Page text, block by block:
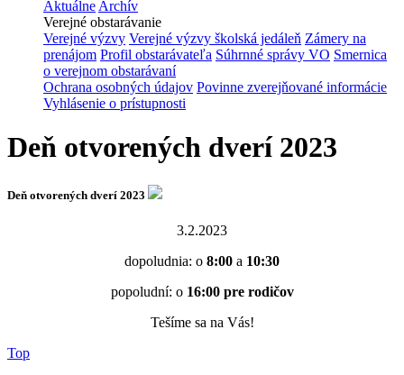
Aktuálne Archív
Verejné obstarávanie
Verejné výzvy Verejné výzvy školská jedáleň Zámery na
prenájom Profil obstarávateľa Súhrnné správy VO Smernica
o verejnom obstarávaní
Ochrana osobných údajov Povinne zverejňované informácie
Vyhlásenie o prístupnosti
Deň otvorených dverí 2023
Deň otvorených dverí 2023
3.2.2023
dopoludnia: o 8:00 a 10:30
popoludní: o 16:00 pre rodičov
Tešíme sa na Vás!
Top